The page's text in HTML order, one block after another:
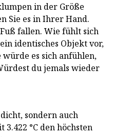
in der Größe
Sie es in Ihrer Hand.
fallen. Wie fühlt sich
identisches Objekt vor,
es sich anfühlen,
du jemals wieder
sondern auch
°C den höchsten